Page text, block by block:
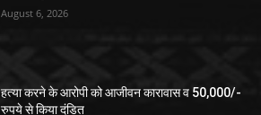
August 6, 2026
हत्या करने के आरोपी को आजीवन कारावास व 50,000/-
रुपये से किया दंडित